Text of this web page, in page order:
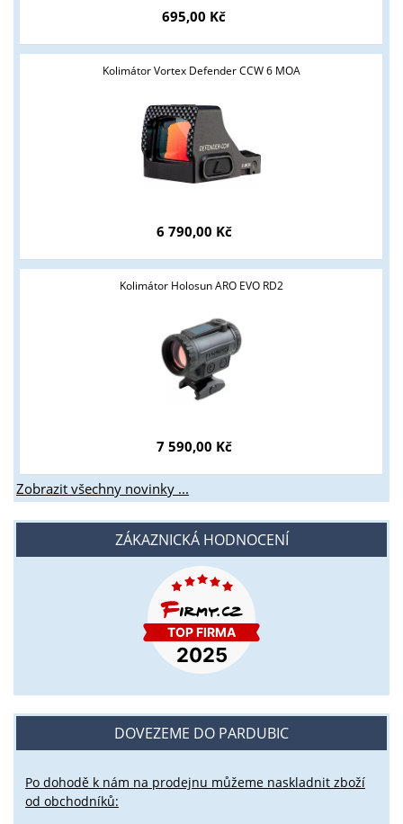
695,00 Kč
Kolimátor Vortex Defender CCW 6 MOA
6 790,00 Kč
Kolimátor Holosun ARO EVO RD2
7 590,00 Kč
Zobrazit všechny novinky ...
ZÁKAZNICKÁ HODNOCENÍ
DOVEZEME DO PARDUBIC
Po dohodě k nám na prodejnu můžeme naskladnit zboží
od obchodníků: